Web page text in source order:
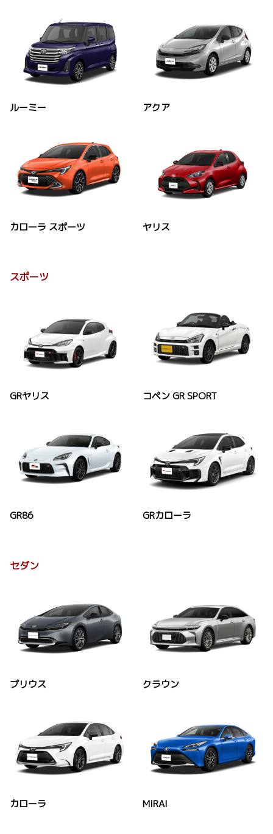
ルーミー アクア
カローラ スポーツ ヤリス
スポーツ
GRヤリス コペン GR SPORT
GR86 GRカローラ
セダン
プリウス クラウン
カローラ MIRAI